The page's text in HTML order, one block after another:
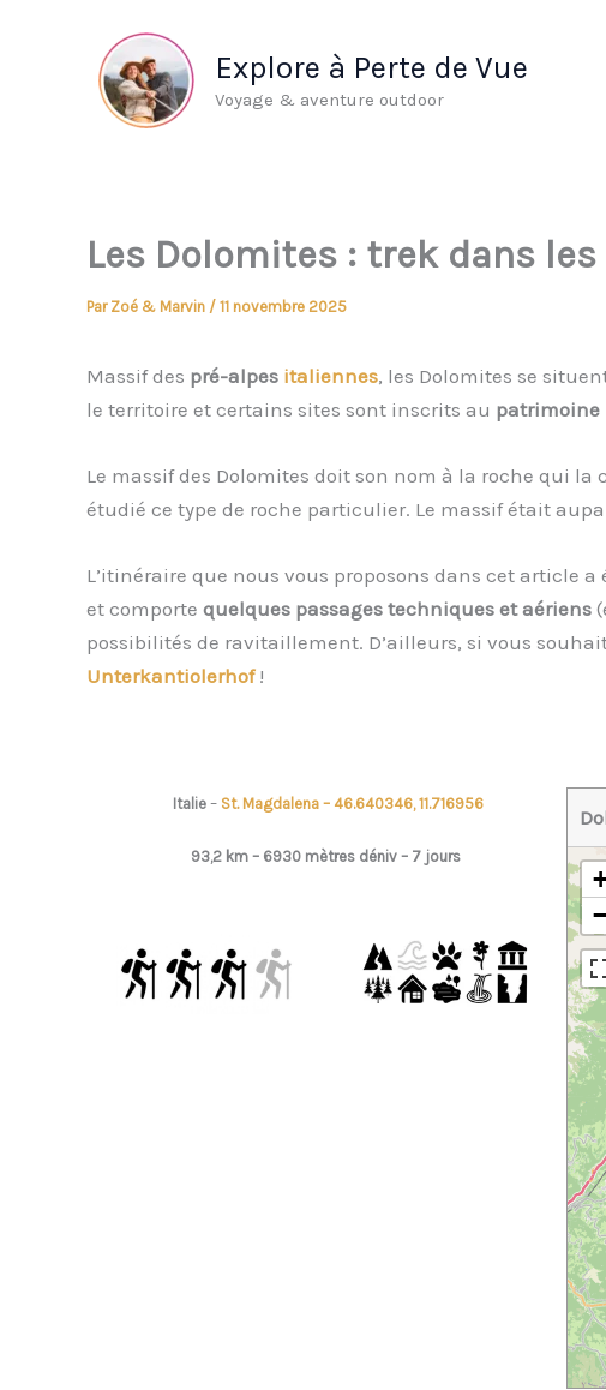
Explore à Perte de Vue
Voyage & aventure outdoor
Les Dolomites : trek dans
Par Zoé & Marvin / 11 novembre 2025
Massif des pré-alpes italiennes, les Dolomites se
le territoire et certains sites sont inscrits au patrimoine
Le massif des Dolomites doit son nom à la roche qui la
étudié ce type de roche particulier. Le massif était
L’itinéraire que nous vous proposons dans cet article a
et comporte quelques passages techniques et aériens
possibilités de ravitaillement. D’ailleurs, si vous
Unterkantiolerhof!
Italie–St. Magdalena – 46.640346, 11.716956
93,2 km – 6930 mètres déniv – 7 jours